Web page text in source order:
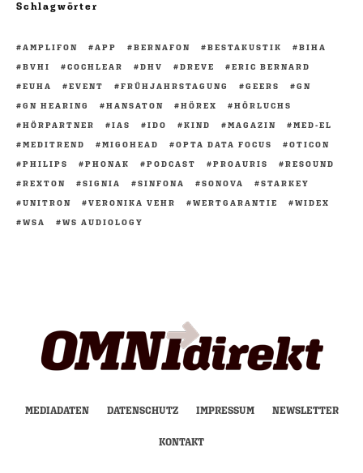
Schlagwörter
AMPLIFON APP BERNAFON BESTAKUSTIK
BIHA
BVHI
COCHLEAR DHV DREVE
ERIC BERNARD
EUHA
EVENT FRÜHJAHRSTAGUNG GEERS
GN
GN HEARING
HANSATON HÖREX
HÖRLUCHS
HÖRPARTNER
IAS IDO KIND MAGAZIN
MED-EL
MEDITREND
MIGOHEAD OPTA DATA FOCUS
OTICON
PHILIPS
PHONAK PODCAST PROAURIS
RESOUND
REXTON
SIGNIA SINFONA SONOVA
STARKEY
UNITRON
VERONIKA VEHR WERTGARANTIE
WIDEX
WSA
WS AUDIOLOGY
MEDIADATEN DATENSCHUTZ IMPRESSUM NEWSLETTER
KONTAKT